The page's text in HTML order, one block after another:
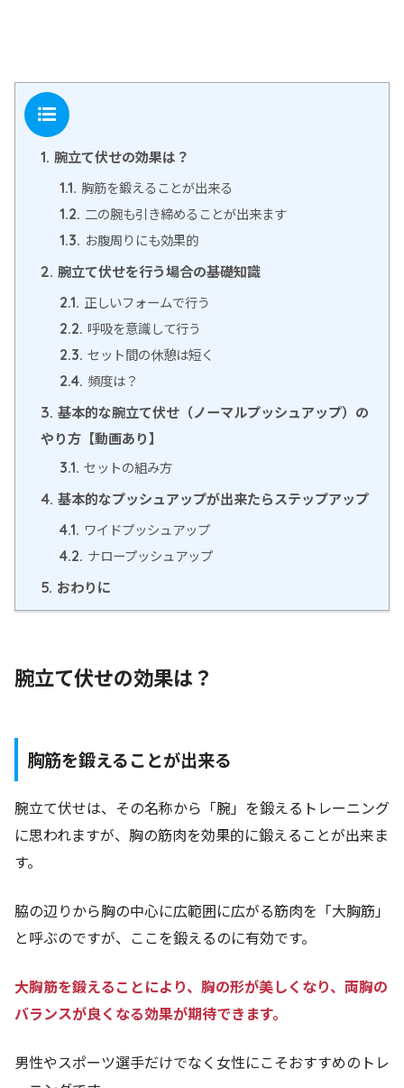
目次
1. 腕立て伏せの効果は？
1.1. 胸筋を鍛えることが出来る
1.2. 二の腕も引き締めることが出来ます
1.3. お腹周りにも効果的
2. 腕立て伏せを行う場合の基礎知識
2.1. 正しいフォームで行う
2.2. 呼吸を意識して行う
2.3. セット間の休憩は短く
2.4. 頻度は？
3. 基本的な腕立て伏せ（ノーマルプッシュアップ）の
やり方【動画あり】
3.1. セットの組み方
4. 基本的なプッシュアップが出来たらステップアップ
4.1. ワイドプッシュアップ
4.2. ナロープッシュアップ
5. おわりに
腕立て伏せの効果は？
胸筋を鍛えることが出来る
腕立て伏せは、その名称から「腕」を鍛えるトレーニング
に思われますが、胸の筋肉を効果的に鍛えることが出来ま
す。
脇の辺りから胸の中心に広範囲に広がる筋肉を「大胸筋」
と呼ぶのですが、ここを鍛えるのに有効です。
大胸筋を鍛えることにより、胸の形が美しくなり、両胸の
バランスが良くなる効果が期待できます。
男性やスポーツ選手だけでなく女性にこそおすすめのトレ